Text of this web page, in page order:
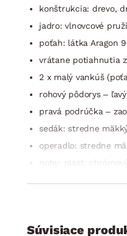
konštrukcia: drevo,
jadro: vlnovcové
poťah: látka Aragon
vrátane potiahnutia
2 x malý vankúš
rohový pôdorys –
pravá podrúčka –
sedák: stredne
operadlo: stredne
nohy: plast,
funkcia rozkladu na
Súvisiace